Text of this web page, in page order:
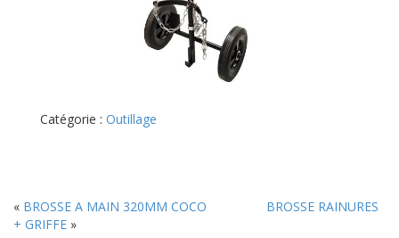
Catégorie : Outillage
« BROSSE A MAIN 320MM COCO
BROSSE RAINURES
+ GRIFFE »